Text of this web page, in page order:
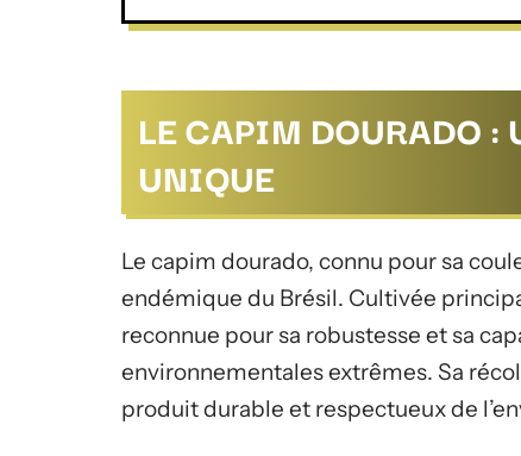
LE CAPIM DOURADO :
UNIQUE
Le capim dourado, connu pour sa
endémique du Brésil. Cultivée
reconnue pour sa robustesse et sa
environnementales extrêmes. Sa
produit durable et respectueux de